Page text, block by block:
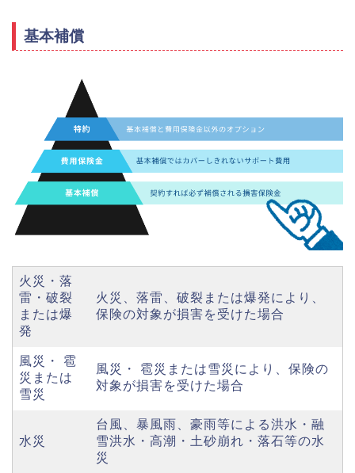
基本補償
火災・落
雷・破裂
または爆
発
火災、落雷、破裂または爆発により、
保険の対象が損害を受けた場合
風災・ 雹
災または
雪災
風災・ 雹災または雪災により、保険の
対象が損害を受けた場合
水災
台風、暴風雨、豪雨等による洪水・融
雪洪水・高潮・土砂崩れ・落石等の水
災